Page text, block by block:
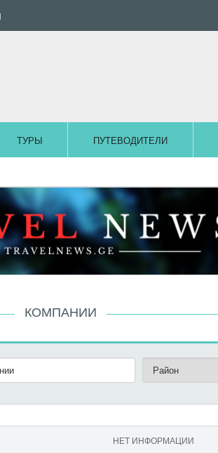
ТУРЫ ПУТЕВОДИТЕЛИ
КОМПАНИИ
НЕТ ИНФОРМАЦИИ